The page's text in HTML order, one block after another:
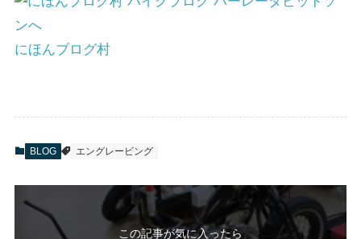
にほんブログ村
BLOG エングレービング
この記事が気に入ったら